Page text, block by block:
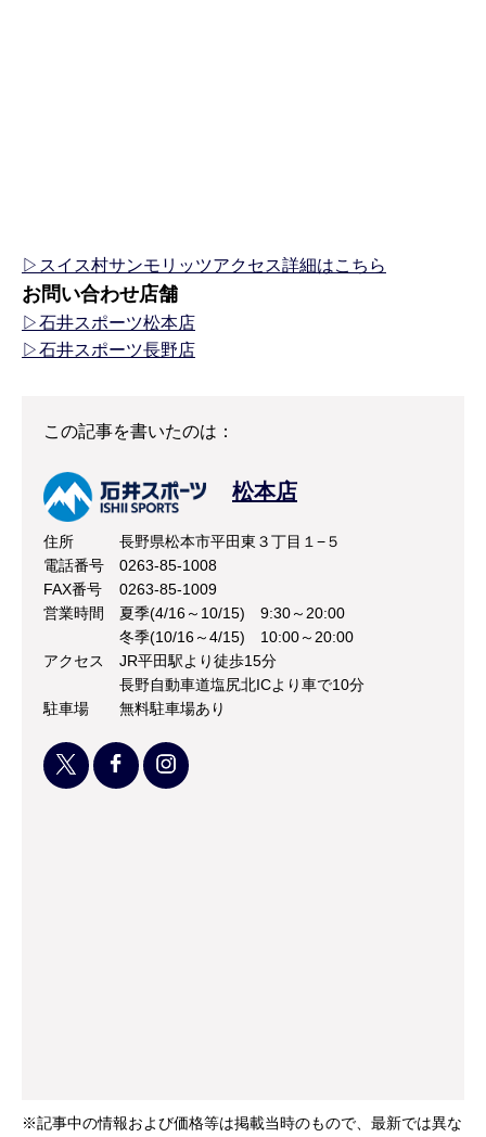
▷スイス村サンモリッツアクセス詳細はこちら
お問い合わせ店舗
▷石井スポーツ松本店
▷石井スポーツ長野店
この記事を書いたのは：
松本店
住所
長野県松本市平田東３丁目１−５
電話番号
0263-85-1008
FAX番号
0263-85-1009
営業時間
夏季(4/16～10/15) 9:30～20:00
冬季(10/16～4/15) 10:00～20:00
アクセス
JR平田駅より徒歩15分
長野自動車道塩尻北ICより車で10分
駐車場
無料駐車場あり
※記事中の情報および価格等は掲載当時のもので、最新では異な